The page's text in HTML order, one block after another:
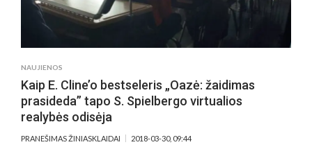
NAUJIENOS
Kaip E. Cline’o bestseleris „Oazė: žaidimas
prasideda” tapo S. Spielbergo virtualios
realybės odisėja
PRANEŠIMAS ŽINIASKLAIDAI 2018-03-30, 09:44